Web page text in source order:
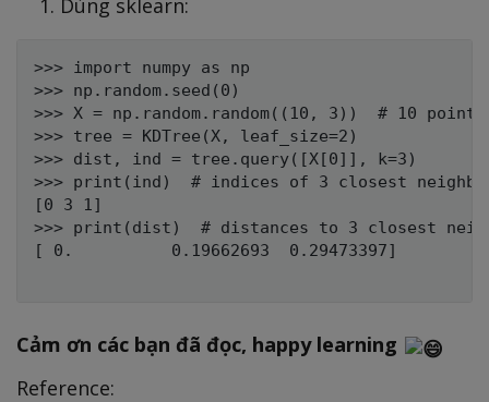
Dùng sklearn:
>>> import numpy as np
>>> np.random.seed(0)
>>> X = np.random.random((10, 3))  # 10
>>> tree = KDTree(X,
>>> dist, ind =
>>> print(ind)  # indices of 3 closest
[0 3 1]
>>> print(dist)  # distances to 3 closest
[ 0.          0.19662693  0.29473397]
Cảm ơn các bạn đã đọc, happy learning
Reference: